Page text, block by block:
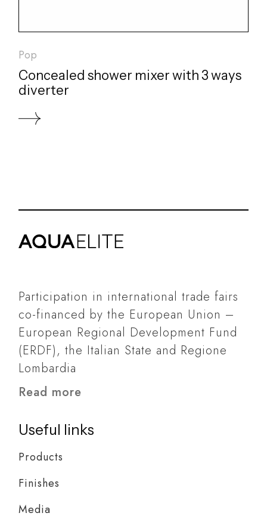
Pop
Concealed shower mixer with 3 ways
diverter
Participation in international trade fairs
co-financed by the European Union –
European Regional Development Fund
(ERDF), the Italian State and Regione
Lombardia
Read more
Useful links
Products
Finishes
Media